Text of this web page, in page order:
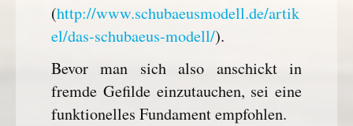
(http://www.schubaeusmodell.de/artik
el/das-schubaeus-modell/).
Bevor man sich also anschickt in
fremde Gefilde einzutauchen, sei eine
funktionelles Fundament empfohlen.